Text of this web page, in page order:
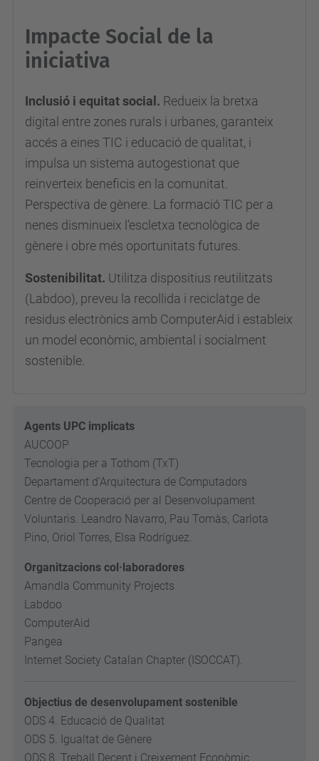
Impacte Social de la
iniciativa
Inclusió i equitat social. Redueix la bretxa
digital entre zones rurals i urbanes, garanteix
accés a eines TIC i educació de qualitat, i
impulsa un sistema autogestionat que
reinverteix beneficis en la comunitat.
Perspectiva de gènere. La formació TIC per a
nenes disminueix l’escletxa tecnològica de
gènere i obre més oportunitats futures.
Sostenibilitat. Utilitza dispositius reutilitzats
(Labdoo), preveu la recollida i reciclatge de
residus electrònics amb ComputerAid i estableix
un model econòmic, ambiental i socialment
sostenible.
Agents UPC implicats
AUCOOP
Tecnologia per a Tothom (TxT)
Departament d’Arquitectura de Computadors
Centre de Cooperació per al Desenvolupament
Voluntaris. Leandro Navarro, Pau Tomàs, Carlota
Pino, Oriol Torres, Elsa Rodríguez.
Organitzacions col·laboradores
Amandla Community Projects
Labdoo
ComputerAid
Pangea
Internet Society Catalan Chapter (ISOCCAT).
Objectius de desenvolupament sostenible
ODS 4. Educació de Qualitat
ODS 5. Igualtat de Gènere
ODS 8. Treball Decent i Creixement Econòmic